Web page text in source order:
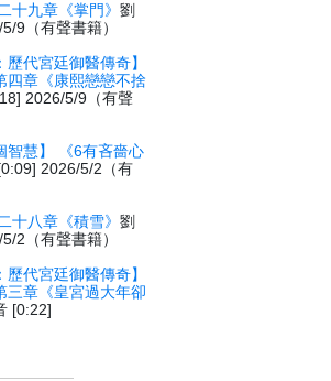
十九章《掌門》劉
9（有聲書籍）
歷代宮廷御醫傳奇】
四章《康熙戀戀不捨
2026/5/9（有聲
智慧】 《6有吝嗇心
2026/5/2（有
十八章《積雪》劉
2（有聲書籍）
歷代宮廷御醫傳奇】
三章《皇宮過大年卻
[0:22]